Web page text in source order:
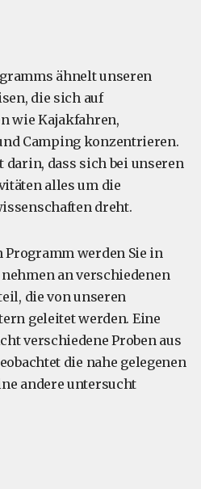
ähnelt unseren
die sich auf
wie Kajakfahren,
Camping konzentrieren.
darin, dass sich bei unseren
alles um die
dreht.
Programm werden Sie in
an verschiedenen
die von unseren
geleitet werden. Eine
verschiedene Proben aus
die nahe gelegenen
andere untersucht